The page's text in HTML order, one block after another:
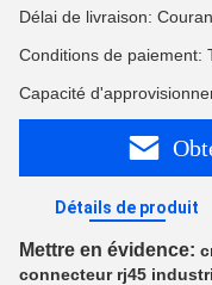
Délai de livraison:
Conditions de paiement:
Capacité
Détails de produit
Mettre en évidence:
connecteur rj45